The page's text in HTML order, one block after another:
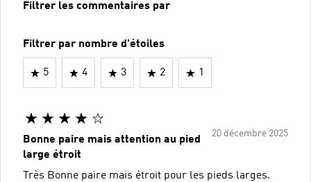
Filtrer les commentaires par
Filtrer par nombre d'étoiles
5 4 3 2 1
20 décembre 2025
Bonne paire mais attention au pied
large étroit
Très Bonne paire mais étroit pour les pieds larges.